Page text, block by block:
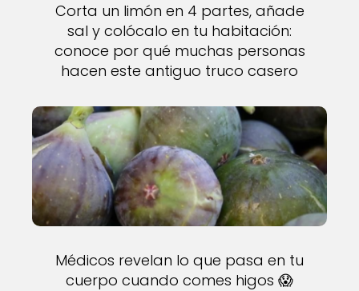
Corta un limón en 4 partes, añade
sal y colócalo en tu habitación:
conoce por qué muchas personas
hacen este antiguo truco casero
Médicos revelan lo que pasa en tu
cuerpo cuando comes higos 😱